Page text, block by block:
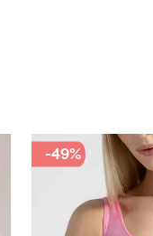
-49%